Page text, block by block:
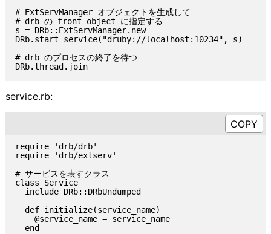
# ExtServManager オブジェクトを生成して
# drb の front object に指定する
s = DRb::ExtServManager.new
DRb.start_service("druby://localhost:10234", s)
# drb のプロセスの終了を待つ
DRb.thread.join
service.rb:
require 'drb/drb'
require 'drb/extserv'
# サービスを表すクラス
class Service
  include DRb::DRbUndumped
  def initialize(service_name)
    @service_name = service_name
  end